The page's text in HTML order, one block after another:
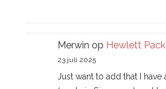
Merwin op Hewlett
23 juli 2025
Just want to add that I have